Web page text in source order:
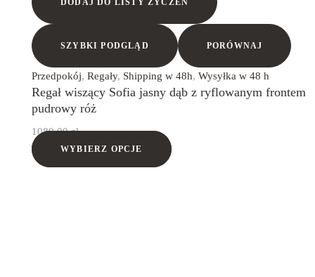
DODAJ DO LISTY ŻYCZEŃ
SZYBKI PODGLĄD PORÓWNAJ
Przedpokój, Regały, Shipping w 48h, Wysyłka w 48 h
Regał wiszący Sofia jasny dąb z ryflowanym frontem
pudrowy róż
1080,00zł
WYBIERZ OPCJE